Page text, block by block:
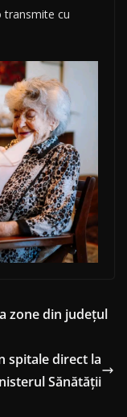
transmite cu
zone din județul
spitale direct la
Sănătății